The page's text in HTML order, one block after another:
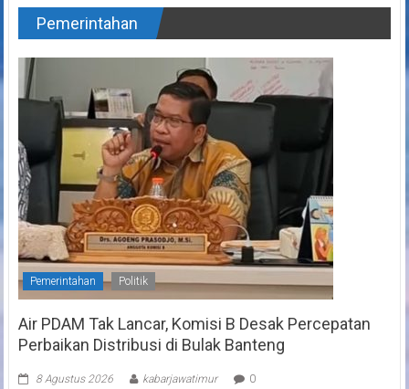
Pemerintahan
Pemerintahan Politik
Air PDAM Tak Lancar, Komisi B Desak Percepatan
Perbaikan Distribusi di Bulak Banteng
8 Agustus 2026 kabarjawatimur 0